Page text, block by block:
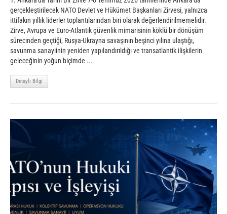
gerçekleştirilecek NATO Devlet ve Hükümet Başkanları Zirvesi, yalnızca
ittifakın yıllık liderler toplantılarından biri olarak değerlendirilmemelidir.
Zirve, Avrupa ve Euro-Atlantik güvenlik mimarisinin köklü bir dönüşüm
sürecinden geçtiği, Rusya-Ukrayna savaşının beşinci yılına ulaştığı,
savunma sanayiinin yeniden yapılandırıldığı ve transatlantik ilişkilerin
geleceğinin yoğun biçimde ...
Detaylı Bilgi